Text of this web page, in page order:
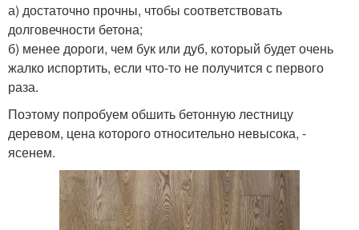
а) достаточно прочны, чтобы соответствовать
долговечности бетона;
б) менее дороги, чем бук или дуб, который будет очень
жалко испортить, если что-то не получится с первого
раза.
Поэтому попробуем обшить бетонную лестницу
деревом, цена которого относительно невысока, -
ясенем.